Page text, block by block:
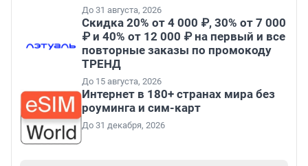
До 31 августа, 2026
Скидка 20% от 4 000 ₽, 30% от 7 000
₽ и 40% от 12 000 ₽ на первый и все
повторные заказы по промокоду
ТРЕНД
До 15 августа, 2026
Интернет в 180+ странах мира без
роуминга и сим-карт
До 31 декабря, 2026